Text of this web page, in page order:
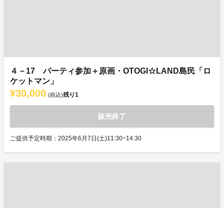
４－17 パーティ参加＋原画・OTOGI☆LAND島民「ロ
ケットマン」
¥30,000 (税込)残り1
販売終了
ご提供予定時期：2025年6月7日(土)11:30~14:30